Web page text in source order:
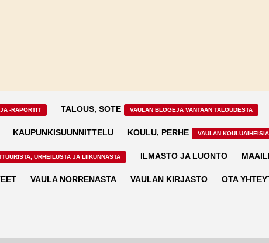
-RAPORTIT TALOUS, SOTE VAULAN BLOGEJA VANTAAN TALOUDESTA
KAUPUNKISUUNNITTELU KOULU, PERHE VAULAN
URHEILUSTA JA LIIKUNNASTA ILMASTO JA LUONTO
VAULA NORRENASTA VAULAN KIRJASTO OTA